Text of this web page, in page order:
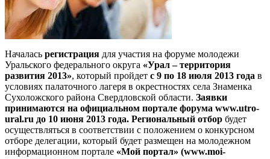
Началась регистрация для участия на форуме молодежи
Уральского федерального округа «Урал – территория
развития 2013», который пройдет с 9 по 18 июля 2013 года в
условиях палаточного лагеря в окрестностях села Знаменка
Сухоложского района Свердловской области. Заявки
принимаются на официальном портале форума www.utro-
ural.ru до 10 июня 2013 года. Региональный отбор будет
осуществляться в соответствии с положением о конкурсном
отборе делегации, который будет размещен на молодежном
информационном портале «Мой портал» (www.moi-